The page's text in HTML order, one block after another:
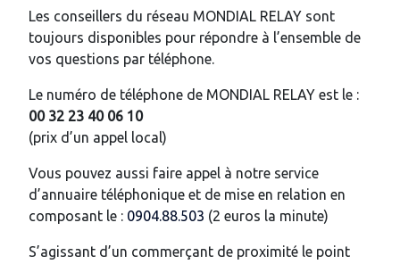
Les conseillers du réseau MONDIAL RELAY sont
toujours disponibles pour répondre à l’ensemble de
vos questions par téléphone.
Le numéro de téléphone de MONDIAL RELAY est le :
00 32 23 40 06 10
(prix d’un appel local)
Vous pouvez aussi faire appel à notre service
d’annuaire téléphonique et de mise en relation en
composant le : 0904.88.503 (2 euros la minute)
S’agissant d’un commerçant de proximité le point